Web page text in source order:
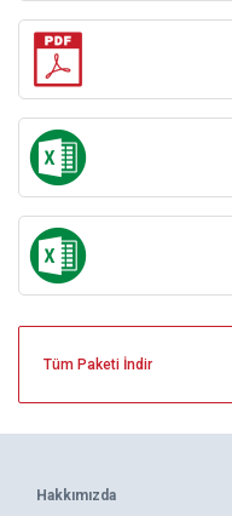
Tüm Paketi İndir
Hakkımızda